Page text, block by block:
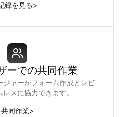
録を見る>
ーでの共同作業
ジャーがフォーム作成とレビ
レスに協力できます。
共同作業>